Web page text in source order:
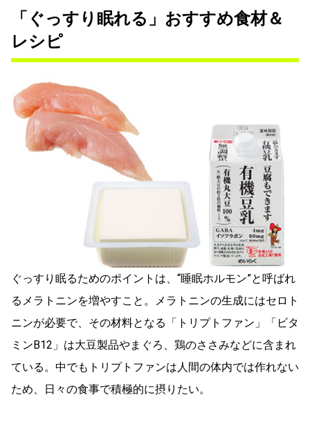
「ぐっすり眠れる」おすすめ食材＆
レシピ
ぐっすり眠るためのポイントは、“睡眠ホルモン”と呼ばれ
るメラトニンを増やすこと。メラトニンの生成にはセロト
ニンが必要で、その材料となる「トリプトファン」「ビタ
ミンB12」は大豆製品やまぐろ、鶏のささみなどに含まれ
ている。中でもトリプトファンは人間の体内では作れない
ため、日々の食事で積極的に摂りたい。